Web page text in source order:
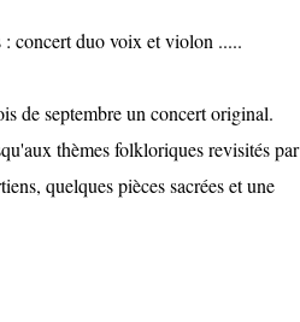
concert duo voix et violon .....
de septembre un concert original.
thèmes folkloriques revisités par
quelques pièces sacrées et une